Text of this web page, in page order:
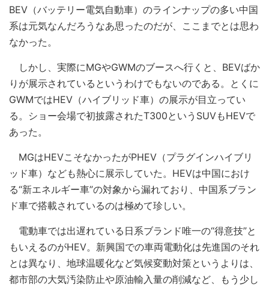
BEV（バッテリー電気自動車）のラインナップの多い中国
系は元気なんだろうなあ思ったのだが、ここまでとは思わ
なかった。
しかし、実際にMGやGWMのブースへ行くと、BEVばか
りが展示されているというわけでもないのである。とくに
GWMではHEV（ハイブリッド車）の展示が目立ってい
る。ショー会場で初披露されたT300というSUVもHEVで
あった。
MGはHEVこそなかったがPHEV（プラグインハイブリ
ッド車）なども熱心に展示していた。HEVは中国におけ
る“新エネルギー車”の対象から漏れており、中国系ブラン
ド車で搭載されているのは極めて珍しい。
電動車では出遅れている日系ブランド唯一の“得意技”と
もいえるのがHEV。新興国での車両電動化は先進国のそれ
とは異なり、地球温暖化など気候変動対策というよりは、
都市部の大気汚染防止や原油輸入量の削減など、もう少し